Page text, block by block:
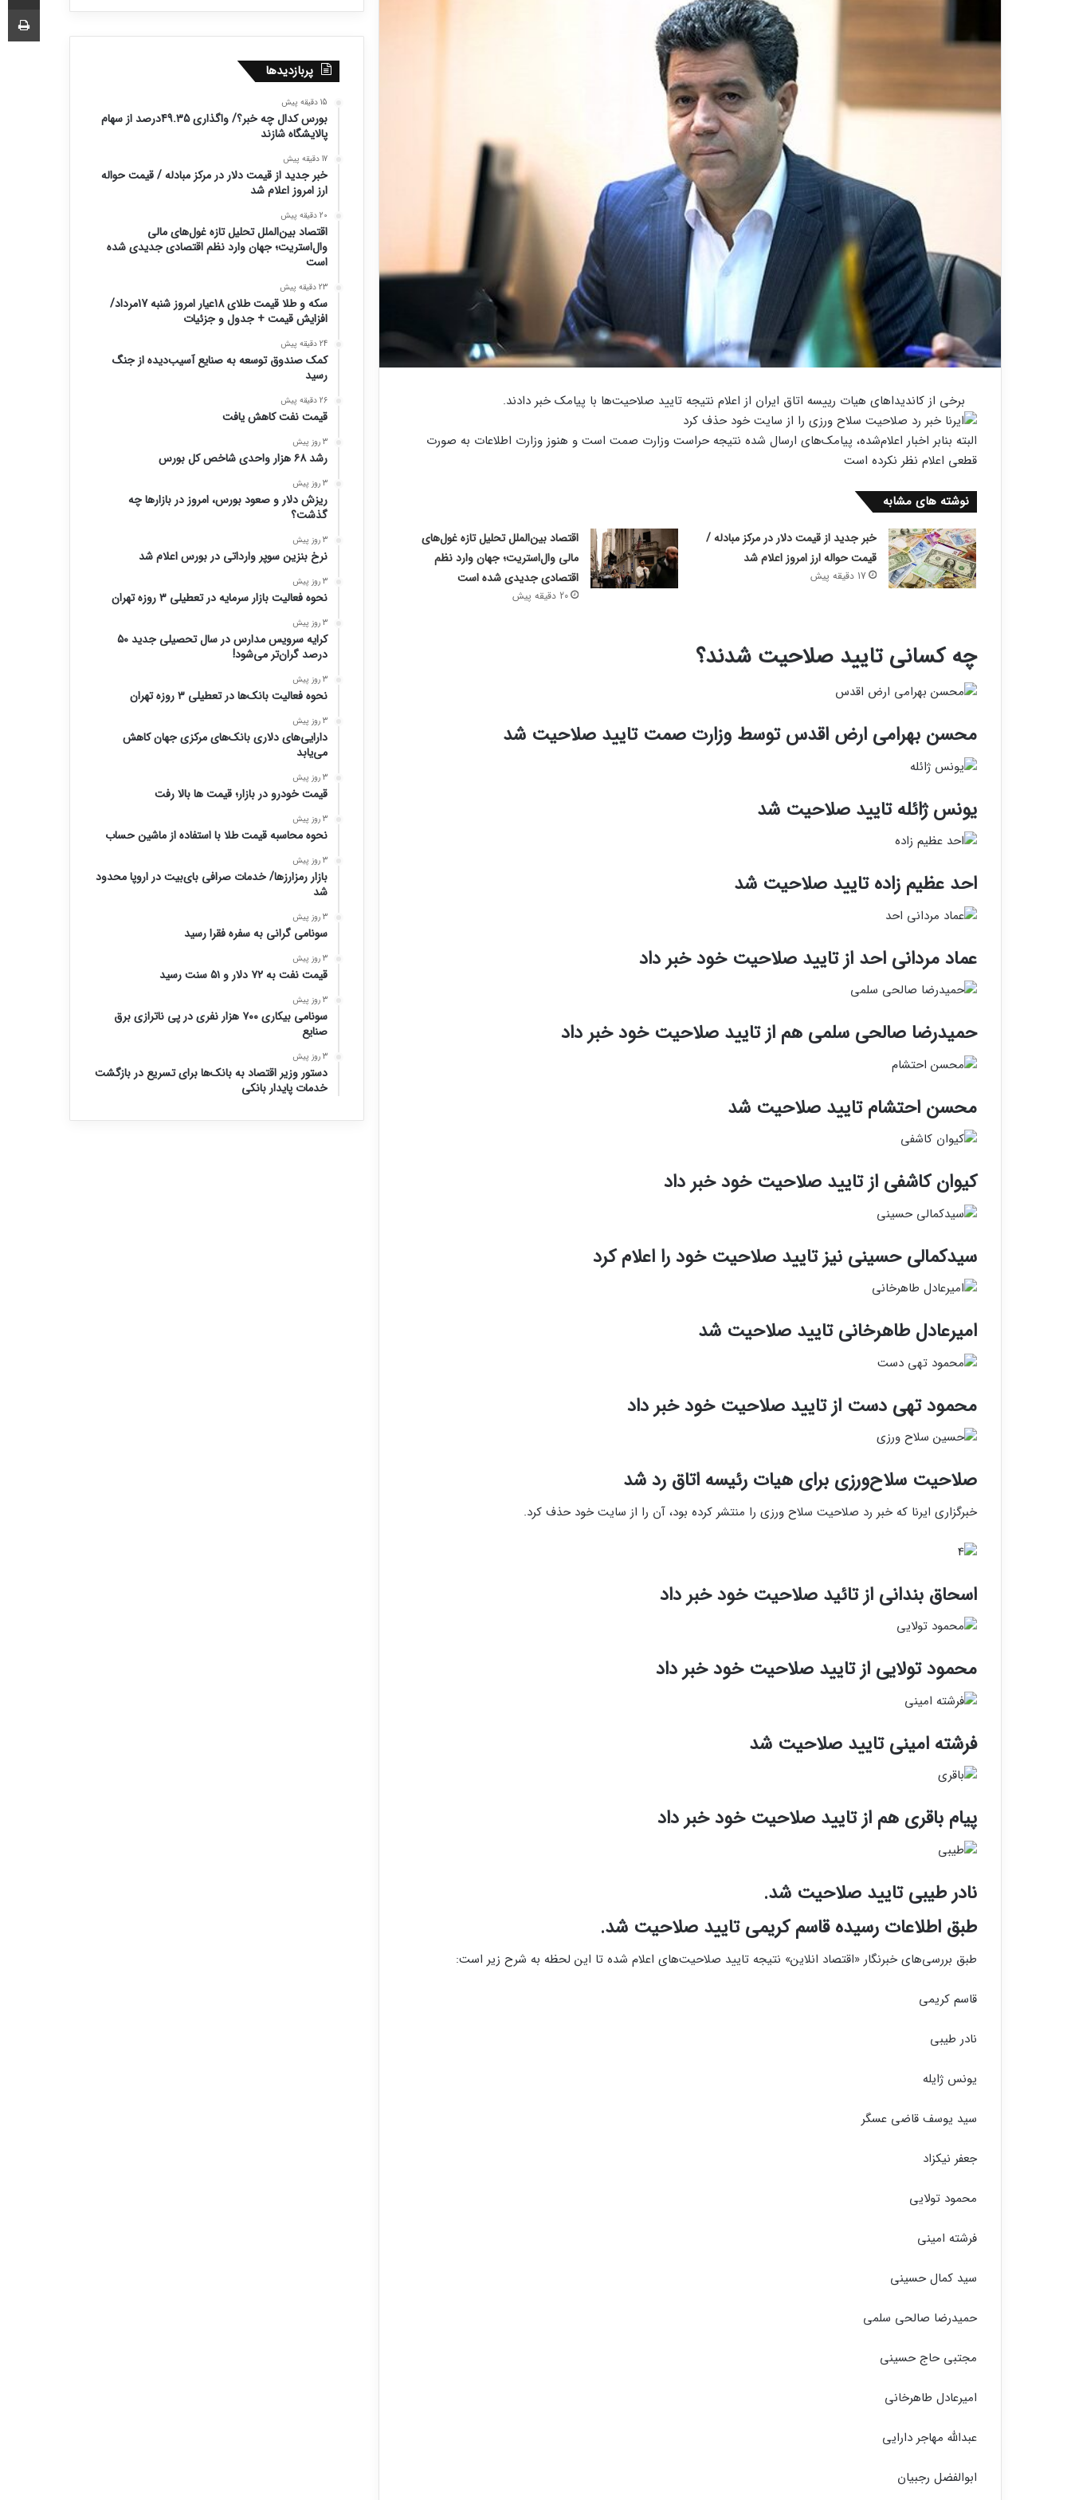
برخی از کاندیداهای هیات رییسه اتاق ایران از اعلام نتیجه تایید صلاحیت‌ها با پیامک خبر دادند.
البته بنابر اخبار اعلام‌شده، پیامک‌های ارسال شده نتیجه حراست وزارت صمت است و هنوز وزارت اطلاعات به صورت
قطعی اعلام نظر نکرده است
نوشته های مشابه
خبر جدید از قیمت دلار در مرکز مبادله /
قیمت حواله ارز امروز اعلام شد
17 دقیقه پیش
اقتصاد بین‌الملل تحلیل تازه غول‌های
مالی وال‌استریت؛ جهان وارد نظم
اقتصادی جدیدی شده است
20 دقیقه پیش
چه کسانی تایید صلاحیت شدند؟
محسن بهرامی ارض اقدس توسط وزارت صمت تایید صلاحیت شد
یونس ژائله تایید صلاحیت شد
احد عظیم زاده تایید صلاحیت شد
عماد مردانی احد از تایید صلاحیت خود خبر داد
حمیدرضا صالحی سلمی هم از تایید صلاحیت خود خبر داد
محسن احتشام تایید صلاحیت شد
کیوان کاشفی از تایید صلاحیت خود خبر داد
سیدکمالی حسینی نیز تایید صلاحیت خود را اعلام کرد
امیرعادل طاهرخانی تایید صلاحیت شد
محمود تهی دست از تایید صلاحیت خود خبر داد
صلاحیت سلاح‌ورزی برای هیات رئیسه اتاق رد شد
خبرگزاری ایرنا که خبر رد صلاحیت سلاح ورزی را منتشر کرده بود، آن را از سایت خود حذف کرد.
اسحاق بندانی از تائید صلاحیت خود خبر داد
محمود تولایی از تایید صلاحیت خود خبر داد
فرشته امینی تایید صلاحیت شد
پیام باقری هم از تایید صلاحیت خود خبر داد
نادر طیبی تایید صلاحیت شد.
طبق اطلاعات رسیده قاسم کریمی تایید صلاحیت شد.
طبق بررسی‌های خبرنگار «اقتصاد انلاین» نتیجه تایید صلاحیت‌های اعلام شده تا این لحظه به شرح زیر است:
قاسم کریمی
نادر طیبی
یونس ژایله
سید یوسف قاضی عسگر
جعفر نیکزاد
محمود تولایی
فرشته امینی
سید کمال حسینی
حمیدرضا صالحی سلمی
مجتبی حاج حسینی
امیرعادل طاهرخانی
عبدالله مهاجر دارایی
ابوالفضل رجبیان
پربازدیدها
15 دقیقه پیش
بورس کدال چه خبر؟/ واگذاری 49.35درصد از سهام
پالایشگاه شازند
17 دقیقه پیش
خبر جدید از قیمت دلار در مرکز مبادله / قیمت حواله
ارز امروز اعلام شد
20 دقیقه پیش
اقتصاد بین‌الملل تحلیل تازه غول‌های مالی
وال‌استریت؛ جهان وارد نظم اقتصادی جدیدی شده
است
23 دقیقه پیش
سکه و طلا قیمت طلای 18عیار امروز شنبه 17مرداد/
افزایش قیمت + جدول و جزئیات
24 دقیقه پیش
کمک صندوق توسعه به صنایع آسیب‌دیده از جنگ
رسید
26 دقیقه پیش
قیمت نفت کاهش یافت
3 روز پیش
رشد ۶۸ هزار واحدی شاخص کل بورس
3 روز پیش
ریزش دلار و صعود بورس، امروز در بازارها چه
گذشت؟
3 روز پیش
نرخ بنزین سوپر وارداتی در بورس اعلام شد
3 روز پیش
نحوه فعالیت بازار سرمایه در تعطیلی ۳ روزه تهران
3 روز پیش
کرایه سرویس مدارس در سال تحصیلی جدید ۵۰
درصد گران‌تر می‌شود!
3 روز پیش
نحوه فعالیت بانک‌ها در تعطیلی ۳ روزه تهران
3 روز پیش
دارایی‌های دلاری بانک‌های مرکزی جهان کاهش
می‌یابد
3 روز پیش
قیمت خودرو در بازار؛ قیمت ها بالا رفت
3 روز پیش
نحوه محاسبه قیمت طلا با استفاده از ماشین حساب
3 روز پیش
بازار رمزارزها/ خدمات صرافی بای‌بیت در اروپا محدود
شد
3 روز پیش
سونامی گرانی به سفره فقرا رسید
3 روز پیش
قیمت نفت به ۷۲ دلار و ۵۱ سنت رسید
3 روز پیش
سونامی بیکاری ۷۰۰ هزار نفری در پی ناترازی برق
صنایع
3 روز پیش
دستور وزیر اقتصاد به بانک‌ها برای تسریع در بازگشت
خدمات پایدار بانکی